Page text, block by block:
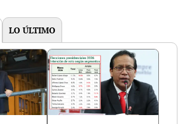
LO ÚLTIMO